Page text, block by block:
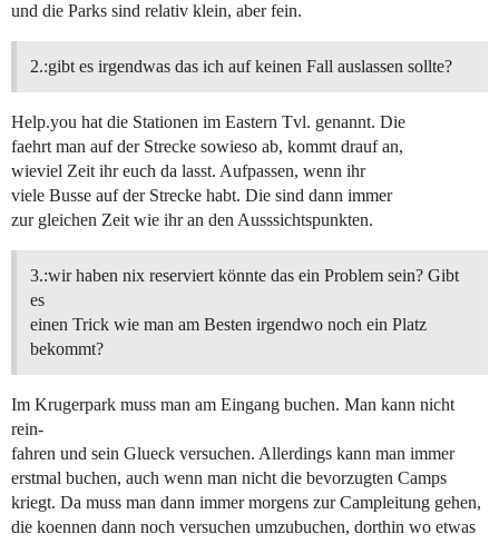
und die Parks sind relativ klein, aber fein.
2.:gibt es irgendwas das ich auf keinen Fall auslassen sollte?
Help.you hat die Stationen im Eastern Tvl. genannt. Die
faehrt man auf der Strecke sowieso ab, kommt drauf an,
wieviel Zeit ihr euch da lasst. Aufpassen, wenn ihr
viele Busse auf der Strecke habt. Die sind dann immer
zur gleichen Zeit wie ihr an den Ausssichtspunkten.
3.:wir haben nix reserviert könnte das ein Problem sein? Gibt
es
einen Trick wie man am Besten irgendwo noch ein Platz
bekommt?
Im Krugerpark muss man am Eingang buchen. Man kann nicht
rein-
fahren und sein Glueck versuchen. Allerdings kann man immer
erstmal buchen, auch wenn man nicht die bevorzugten Camps
kriegt. Da muss man dann immer morgens zur Campleitung gehen,
die koennen dann noch versuchen umzubuchen, dorthin wo etwas